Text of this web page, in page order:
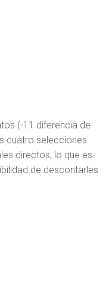
(-11 diferencia de
cuatro selecciones
directos, lo que es
de descontarles